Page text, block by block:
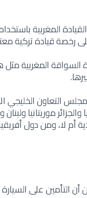
رخصة قيادة تركية
المغربية مثل
التعاون الخليجي
موريتانيا ولبنان
أم لا،ومن دول
أن التأمين على